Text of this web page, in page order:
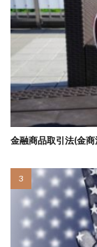
金融商品取引法(金